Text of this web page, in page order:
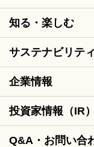
知る・楽しむ
サステナビリティ
企業情報
投資家情報（IR）
Q&A・お問い合